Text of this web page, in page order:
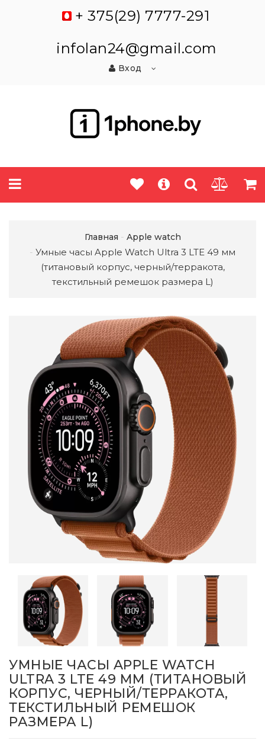
+ 375(29) 7777-291
infolan24@gmail.com
Вход
Главная Apple watch
Умные часы Apple Watch Ultra 3 LTE 49 мм
(титановый корпус, черный/терракота,
текстильный ремешок размера L)
УМНЫЕ ЧАСЫ APPLE WATCH
ULTRA 3 LTE 49 ММ (ТИТАНОВЫЙ
КОРПУС, ЧЕРНЫЙ/ТЕРРАКОТА,
ТЕКСТИЛЬНЫЙ РЕМЕШОК
РАЗМЕРА L)